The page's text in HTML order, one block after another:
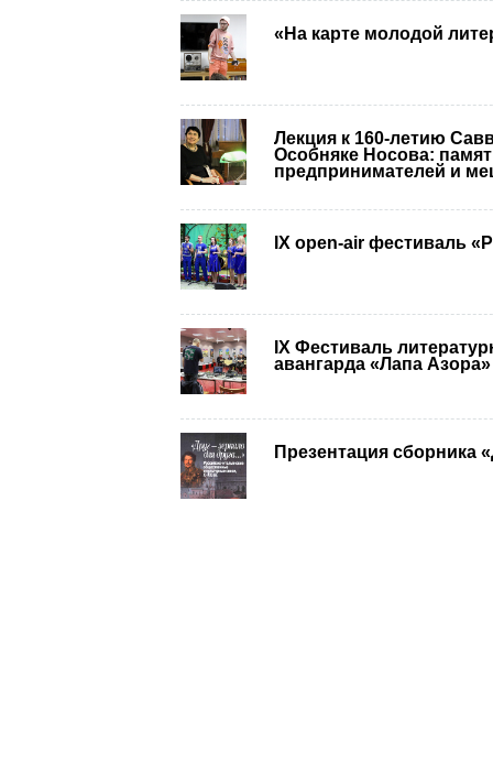
«На карте молодой
Лекция к 160-летию
Особняке Носова:
предпринимателей и
IX open-air фестиваль
IX Фестиваль
авангарда «Лапа Азора»
Презентация сборника